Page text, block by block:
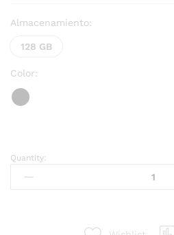
Almacenamiento:
128 GB
Color:
Quantity: